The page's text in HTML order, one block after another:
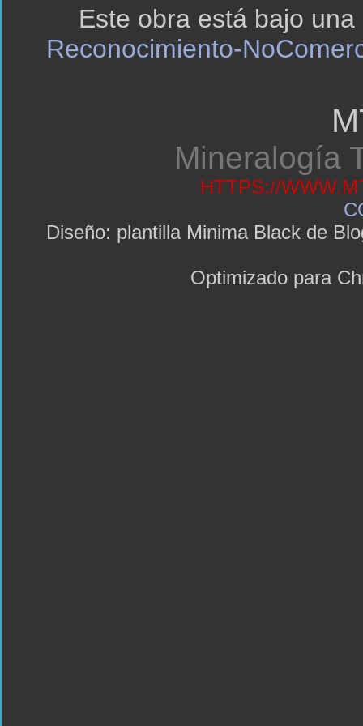
Este obra está bajo una
Reconocimiento-
Mineralogía
HTTPS://
Diseño: plantilla Minima Black de
Optimizado para